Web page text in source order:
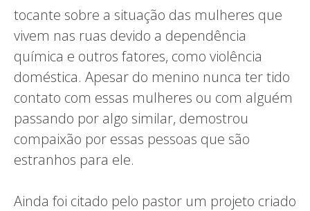
tocante sobre a situação das mulheres que
vivem nas ruas devido a dependência
química e outros fatores, como violência
doméstica. Apesar do menino nunca ter tido
contato com essas mulheres ou com alguém
passando por algo similar, demostrou
compaixão por essas pessoas que são
estranhos para ele.
Ainda foi citado pelo pastor um projeto criado